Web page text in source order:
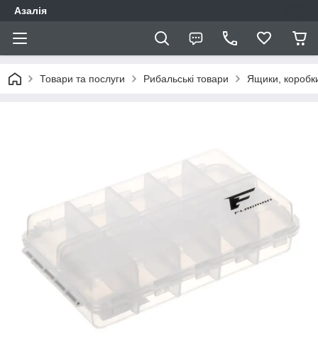
Азалія
Товари та послуги Рибальські товари Ящики,